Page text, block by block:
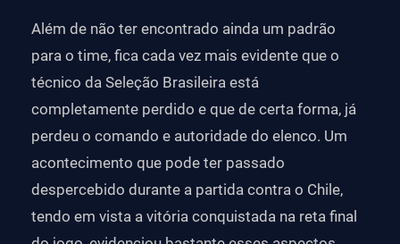
Além de não ter encontrado ainda um padrão
para o time, fica cada vez mais evidente que o
técnico da Seleção Brasileira está
completamente perdido e que de certa forma, já
perdeu o comando e autoridade do elenco. Um
acontecimento que pode ter passado
despercebido durante a partida contra o Chile,
tendo em vista a vitória conquistada na reta final